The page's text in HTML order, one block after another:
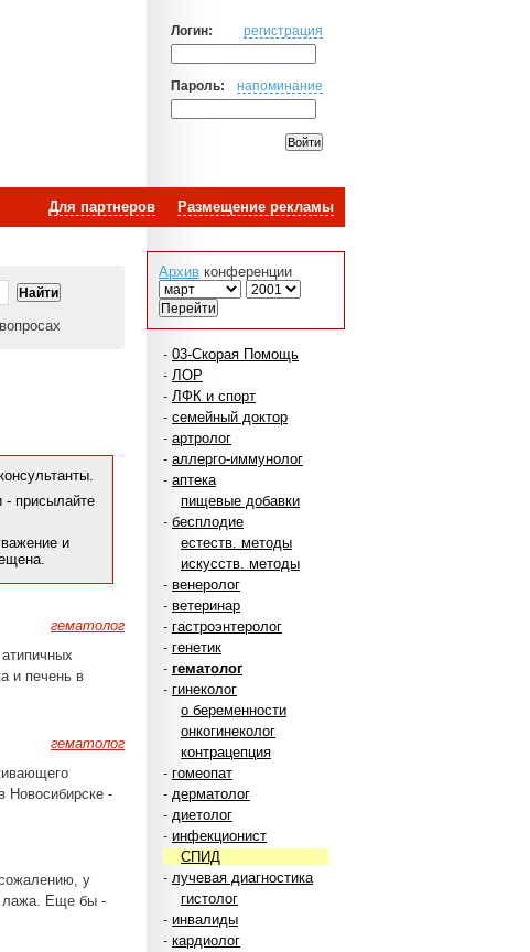
Логин: регистрация
Пароль: напоминание
Размещение рекламы
Для партнеров
Архив конференции
- 03-Скорая Помощь
- ЛОР
- ЛФК и спорт
- семейный доктор
- артролог
- аллерго-иммунолог
- аптека
пищевые добавки
- бесплодие
естеств. методы
искусств. методы
- венеролог
- ветеринар
- гастроэнтеролог
- генетик
- гематолог
- гинеколог
о беременности
онкогинеколог
контрацепция
- гомеопат
- дерматолог
- диетолог
- инфекционист
СПИД
- лучевая диагностика
гистолог
- инвалиды
- кардиолог
- присылайте
и
гематолог
и печень в
гематолог
Новосибирске -
у
лажа. Еще бы -